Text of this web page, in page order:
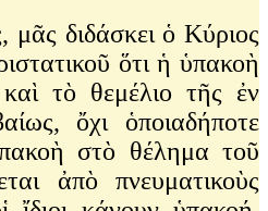
μᾶς διδάσκει ὁ Κύριος
ὅτι ἡ ὑπακοὴ
τὸ θεμέλιο τῆς ἐν
ὄχι ὁποιαδήποτε
στὸ θέλημα τοῦ
ἀπὸ πνευματικοὺς